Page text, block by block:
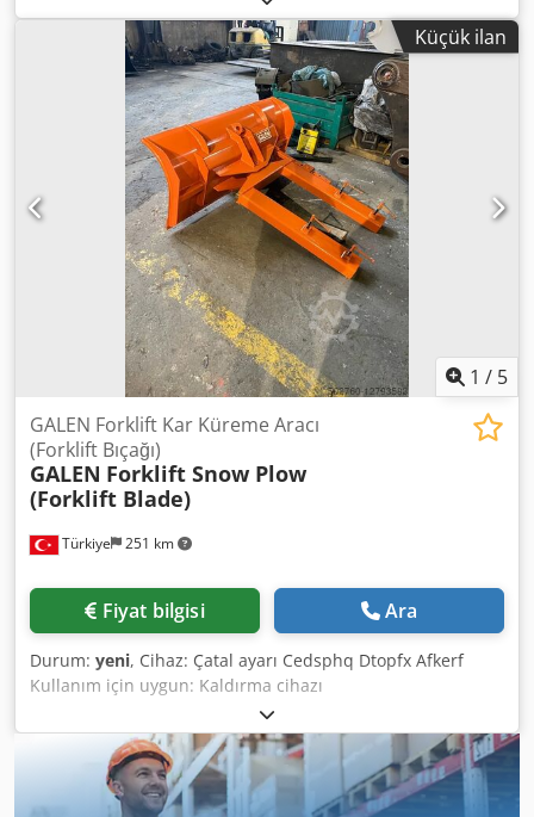
Küçük ilan
1 / 5
Türkiye 251 km
GALEN Forklift Kar Küreme Aracı
(Forklift Bıçağı)
GALEN Forklift Snow Plow
(Forklift Blade)
Fiyat bilgisi Ara
Durum: yeni, Cihaz: Çatal ayarı Cedsphq Dtopfx Afkerf
Kullanım için uygun: Kaldırma cihazı